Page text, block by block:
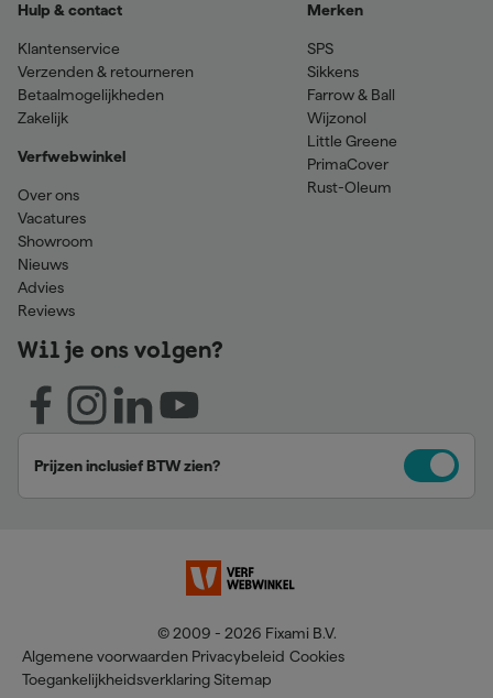
Hulp & contact
Klantenservice
Verzenden & retourneren
Betaalmogelijkheden
Zakelijk
Verfwebwinkel
Over ons
Vacatures
Showroom
Nieuws
Advies
Reviews
Merken
SPS
Sikkens
Farrow & Ball
Wijzonol
Little Greene
PrimaCover
Rust-Oleum
Wil je ons volgen?
Prijzen inclusief BTW zien?
© 2009 - 2026 Fixami B.V.
Algemene voorwaarden Privacybeleid Cookies
Toegankelijkheidsverklaring Sitemap